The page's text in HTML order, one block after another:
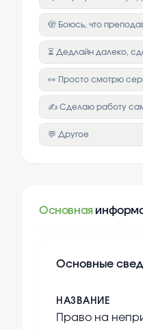
🫣 Боюсь, что
⏳ Дедлайн далеко,
👀 Просто смотрю
✍️ Сделаю работу
💬 Другое
Основная
Основные
НАЗВАНИЕ
Право на